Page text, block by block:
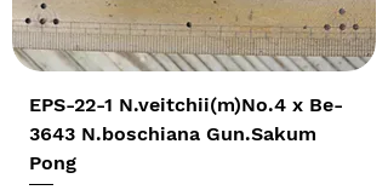
EPS-22-1 N.veitchii(m)No.4 x Be-
3643 N.boschiana Gun.Sakum
Pong